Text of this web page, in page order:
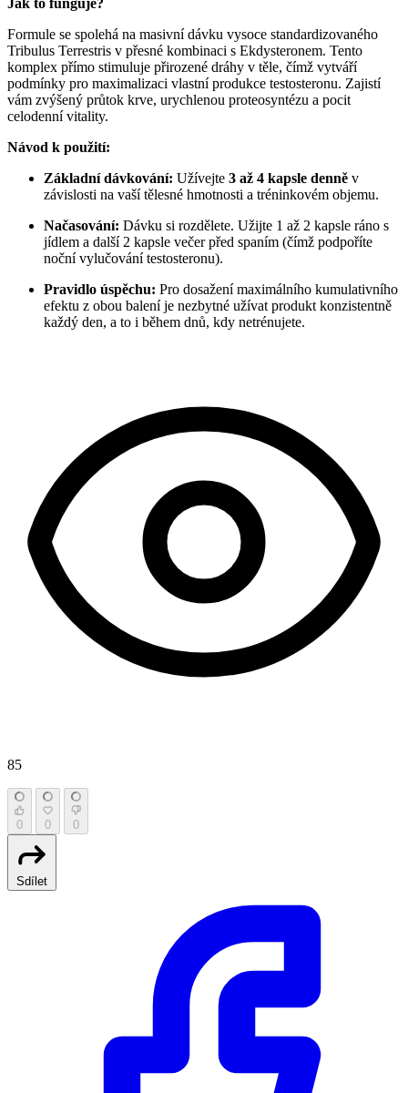
Jak to funguje?
Formule se spolehá na masivní dávku vysoce standardizovaného
Tribulus Terrestris v přesné kombinaci s Ekdysteronem. Tento
komplex přímo stimuluje přirozené dráhy v těle, čímž vytváří
podmínky pro maximalizaci vlastní produkce testosteronu. Zajistí
vám zvýšený průtok krve, urychlenou proteosyntézu a pocit
celodenní vitality.
Návod k použití:
Základní dávkování: Užívejte 3 až 4 kapsle denně v
závislosti na vaší tělesné hmotnosti a tréninkovém objemu.
Načasování: Dávku si rozdělete. Užijte 1 až 2 kapsle ráno s
jídlem a další 2 kapsle večer před spaním (čímž podpoříte
noční vylučování testosteronu).
Pravidlo úspěchu: Pro dosažení maximálního kumulativního
efektu z obou balení je nezbytné užívat produkt konzistentně
každý den, a to i během dnů, kdy netrénujete.
85
0 0 0
Sdílet